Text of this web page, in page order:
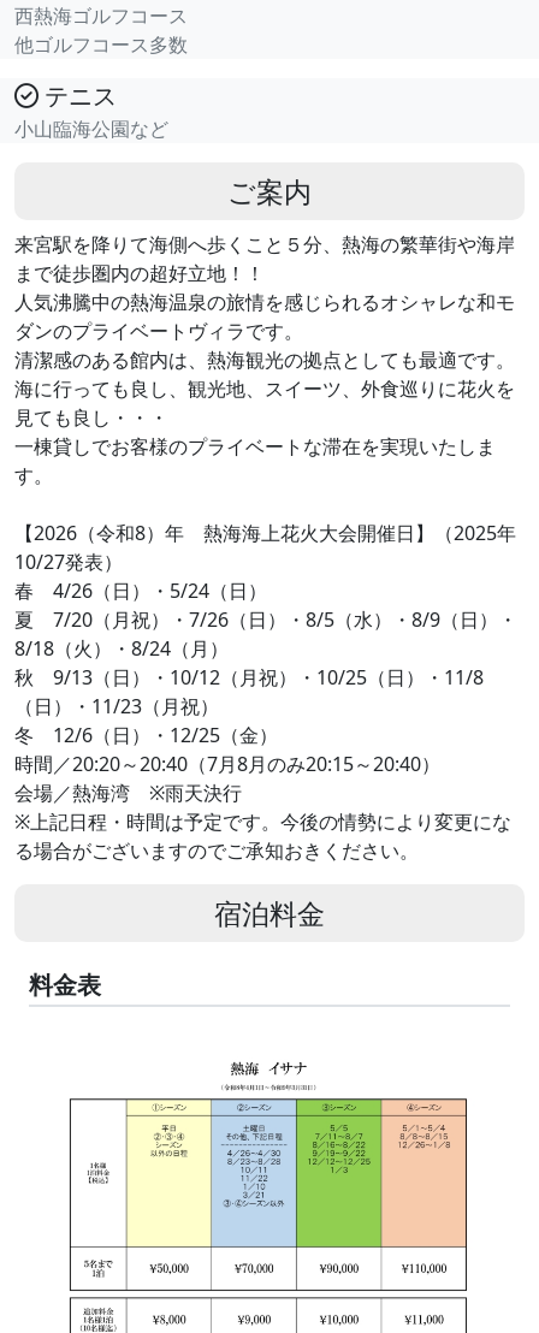
西熱海ゴルフコース
他ゴルフコース多数
テニス
小山臨海公園など
ご案内
来宮駅を降りて海側へ歩くこと５分、熱海の繁華街や海岸
まで徒歩圏内の超好立地！！
人気沸騰中の熱海温泉の旅情を感じられるオシャレな和モ
ダンのプライベートヴィラです。
清潔感のある館内は、熱海観光の拠点としても最適です。
海に行っても良し、観光地、スイーツ、外食巡りに花火を
見ても良し・・・
一棟貸しでお客様のプライベートな滞在を実現いたしま
す。
【2026（令和8）年 熱海海上花火大会開催日】（2025年
10/27発表）
春 4/26（日）・5/24（日）
夏 7/20（月祝）・7/26（日）・8/5（水）・8/9（日）・
8/18（火）・8/24（月）
秋 9/13（日）・10/12（月祝）・10/25（日）・11/8
（日）・11/23（月祝）
冬 12/6（日）・12/25（金）
時間／20:20～20:40（7月8月のみ20:15～20:40）
会場／熱海湾 ※雨天決行
※上記日程・時間は予定です。今後の情勢により変更にな
る場合がございますのでご承知おきください。
宿泊料金
料金表